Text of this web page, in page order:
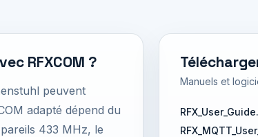
RFXCOM ?
peuvent
adapté dépend du
433 MHz, le
Manuels et